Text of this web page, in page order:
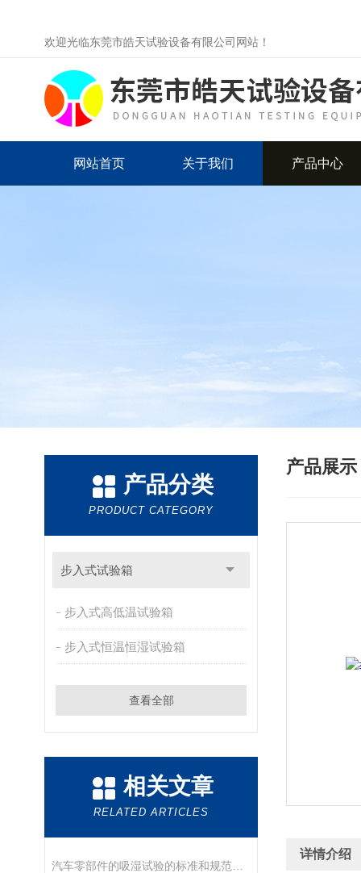
欢迎光临东莞市皓天试验设备有限公司网站！
网站首页 关于我们 产品中心
产品分类
PRODUCT CATEGORY
步入式试验箱
步入式高低温试验箱
步入式恒温恒湿试验箱
查看全部
相关文章
RELATED ARTICLES
汽车零部件的吸湿试验的标准和规范有哪些？
产品展示
详情介绍